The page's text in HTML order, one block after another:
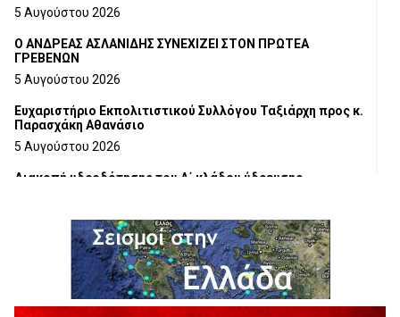
5 Αυγούστου 2026
Ο ΑΝΔΡΕΑΣ ΑΣΛΑΝΙΔΗΣ ΣΥΝΕΧΙΖΕΙ ΣΤΟΝ ΠΡΩΤΕΑ
ΓΡΕΒΕΝΩΝ
5 Αυγούστου 2026
Ευχαριστήριο Εκπολιτιστικού Συλλόγου Ταξιάρχη προς κ.
Παρασχάκη Αθανάσιο
5 Αυγούστου 2026
Διακοπή υδροδότησης του Α΄ κλάδου ύδρευσης
Η Marseaux στα Γρεβενά για μια μοναδική συναυλία
5 Αυγούστου 2026
Θερινό Σινεμά στο πλαίσιο του «Πολιτιστικού
Καλοκαιριού 2026» με την βραβευμένη ταινία «Μικρές
Ανάσες».